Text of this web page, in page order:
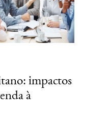
impactos
à